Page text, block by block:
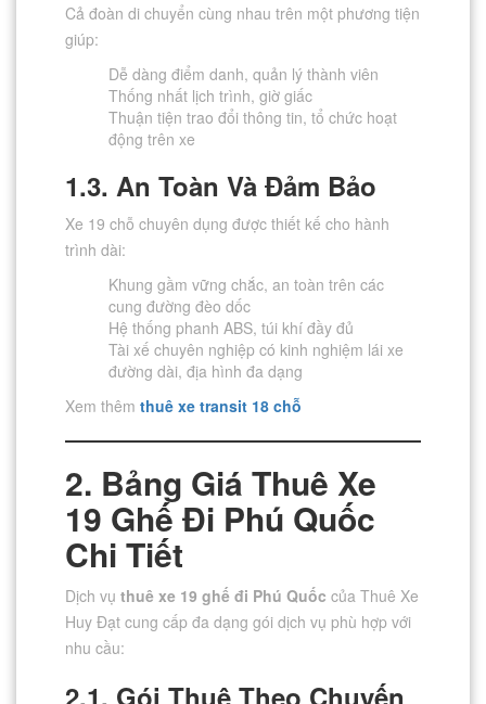
Cả đoàn di chuyển cùng nhau trên một phương tiện
giúp:
Dễ dàng điểm danh, quản lý thành viên
Thống nhất lịch trình, giờ giấc
Thuận tiện trao đổi thông tin, tổ chức hoạt
động trên xe
1.3. An Toàn Và Đảm Bảo
Xe 19 chỗ chuyên dụng được thiết kế cho hành
trình dài:
Khung gầm vững chắc, an toàn trên các
cung đường đèo dốc
Hệ thống phanh ABS, túi khí đầy đủ
Tài xế chuyên nghiệp có kinh nghiệm lái xe
đường dài, địa hình đa dạng
Xem thêm thuê xe transit 18 chỗ
2. Bảng Giá Thuê Xe
19 Ghế Đi Phú Quốc
Chi Tiết
Dịch vụ thuê xe 19 ghế đi Phú Quốc của Thuê Xe
Huy Đạt cung cấp đa dạng gói dịch vụ phù hợp với
nhu cầu:
2.1. Gói Thuê Theo Chuyến